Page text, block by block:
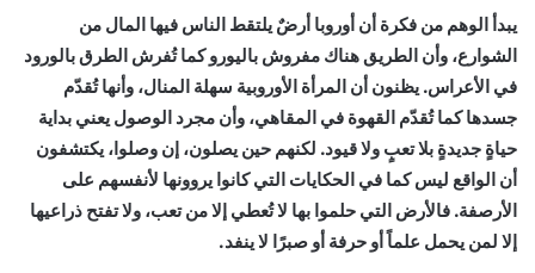
يبدأ الوهم من فكرة أن أوروبا أرضٌ يلتقط الناس فيها المال من
الشوارع، وأن الطريق هناك مفروش باليورو كما تُفرش الطرق بالورود
في الأعراس. يظنون أن المرأة الأوروبية سهلة المنال، وأنها تُقدّم
جسدها كما تُقدّم القهوة في المقاهي، وأن مجرد الوصول يعني بداية
حياةٍ جديدةٍ بلا تعبٍ ولا قيود. لكنهم حين يصلون، إن وصلوا، يكتشفون
أن الواقع ليس كما في الحكايات التي كانوا يروونها لأنفسهم على
الأرصفة. فالأرض التي حلموا بها لا تُعطي إلا من تعب، ولا تفتح ذراعيها
إلا لمن يحمل علماً أو حرفة أو صبرًا لا ينفد.